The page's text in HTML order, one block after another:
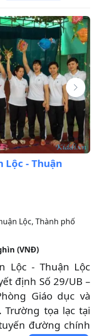
Lộc - Thuận
Lộc, Thành phố
(VNĐ)
Lộc - Thuận Lộc
định Số 29/UB –
Giáo dục và
tọa lạc tại
đường chính